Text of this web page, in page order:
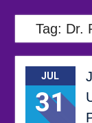
Tag: Dr.
JUL
31